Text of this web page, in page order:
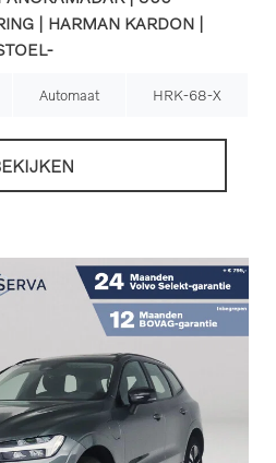
| HARMAN KARDON |
Automaat HRK-68-X